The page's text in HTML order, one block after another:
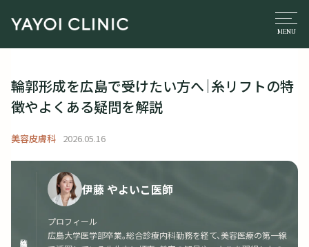
輪郭形成を広島で受けたい方へ｜糸リフトの特
徴やよくある疑問を解説
美容皮膚科 2026.05.16
伊藤 やよいこ医師
プロフィール
広島大学医学部卒業。総合診療内科勤務を経て、美容医療の第一線